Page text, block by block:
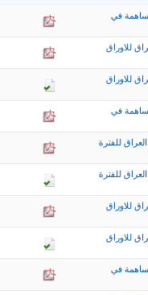
في
للاوراق
للاوراق
في
للفترة
للفترة
للاوراق
للاوراق
في